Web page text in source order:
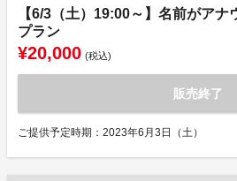
【6/3（土）19:00～】名前がアナ
プラン
¥20,000 (税込)
販売終了
ご提供予定時期：2023年6月3日（土）